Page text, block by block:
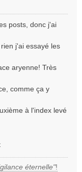
posts, donc j'ai
j'ai essayé les
aryenne! Très
comme ça y
à l'index levé
éternelle"!